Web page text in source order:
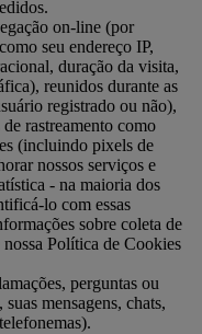
on-line (por
seu endereço IP,
duração da visita,
reunidos durante as
registrado ou não),
rastreamento como
(incluindo pixels de
nossos serviços e
- na maioria dos
lo com essas
sobre coleta de
Política de Cookies
perguntas ou
mensagens, chats,